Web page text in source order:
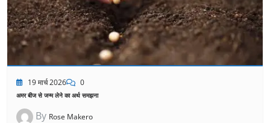
19 मार्च 2026 0
अमर बीज से जन्म लेने का अर्थ समझना
By Rose Makero